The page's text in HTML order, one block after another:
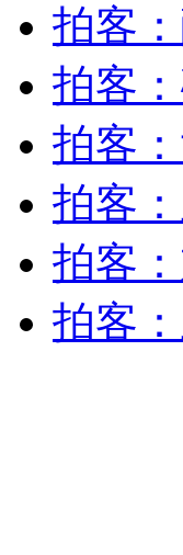
走！跟着总书记
消防员救轻生者
纽约上演“枕头
拍客
拍客
拍客
拍客
拍客
拍客